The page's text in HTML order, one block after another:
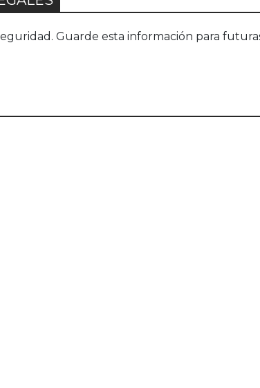
Guarde esta información para